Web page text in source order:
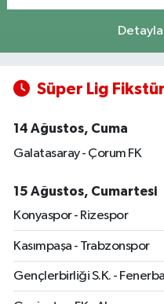
Süper Lig Fikstür
14 Ağustos, Cuma
Galatasaray - Çorum FK
15 Ağustos, Cumartesi
Konyaspor - Rizespor
Kasımpaşa - Trabzonspor
Gençlerbirliği S.K. -